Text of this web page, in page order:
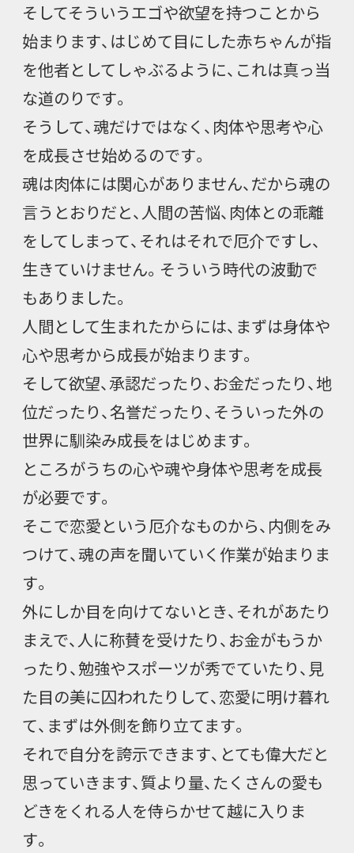
そしてそういうエゴや欲望を持つことから
始まります、はじめて目にした赤ちゃんが指
を他者としてしゃぶるように、これは真っ当
な道のりです。
そうして、魂だけではなく、肉体や思考や心
を成長させ始めるのです。
魂は肉体には関心がありません、だから魂の
言うとおりだと、人間の苦悩、肉体との乖離
をしてしまって、それはそれで厄介ですし、
生きていけません。そういう時代の波動で
もありました。
人間として生まれたからには、まずは身体や
心や思考から成長が始まります。
そして欲望、承認だったり、お金だったり、地
位だったり、名誉だったり、そういった外の
世界に馴染み成長をはじめます。
ところがうちの心や魂や身体や思考を成長
が必要です。
そこで恋愛という厄介なものから、内側をみ
つけて、魂の声を聞いていく作業が始まりま
す。
外にしか目を向けてないとき、それがあたり
まえで、人に称賛を受けたり、お金がもうか
ったり、勉強やスポーツが秀でていたり、見
た目の美に囚われたりして、恋愛に明け暮れ
て、まずは外側を飾り立てます。
それで自分を誇示できます、とても偉大だと
思っていきます、質より量、たくさんの愛も
どきをくれる人を侍らかせて越に入りま
す。